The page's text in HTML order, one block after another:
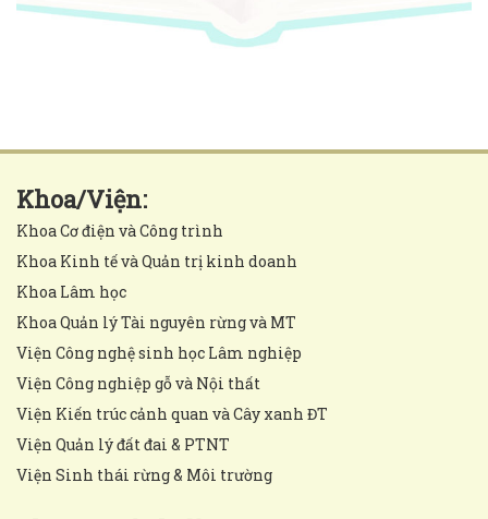
Khoa/Viện:
Khoa Cơ điện và Công trình
Khoa Kinh tế và Quản trị kinh doanh
Khoa Lâm học
Khoa Quản lý Tài nguyên rừng và MT
Viện Công nghệ sinh học Lâm nghiệp
Viện Công nghiệp gỗ và Nội thất
Viện Kiến trúc cảnh quan và Cây xanh ĐT
Viện Quản lý đất đai & PTNT
Viện Sinh thái rừng & Môi trường